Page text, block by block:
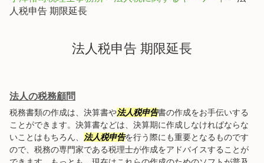
人税申告 期限延長
法人税申告 期限延長
法人の税務顧問
税務書類の作成は、決算書や法人税申告書の作成をお手伝いする
ことができます。決算書などは、決算期に作成しなければならな
いことはもちろん、
法人税申告を行う際にも重要となるものです
ので、税務の専門家である税理士が作成をアドバイスすることが